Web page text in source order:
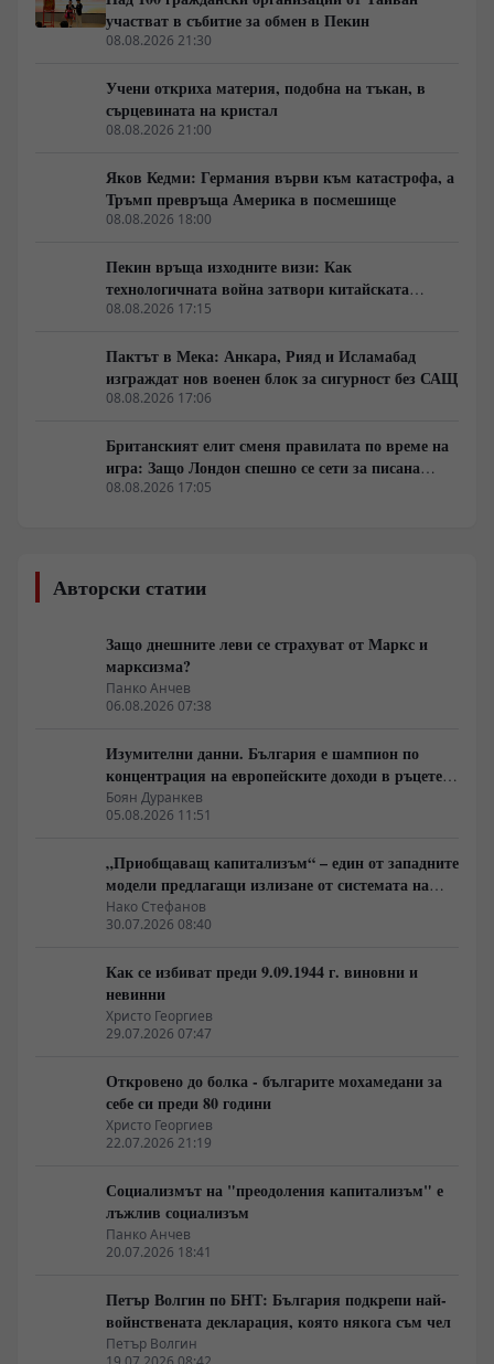
участват в събитие за обмен в Пекин
08.08.2026 21:30
Учени откриха материя, подобна на тъкан, в
сърцевината на кристал
08.08.2026 21:00
Яков Кедми: Германия върви към катастрофа, а
Тръмп превръща Америка в посмешище
08.08.2026 18:00
Пекин връща изходните визи: Как
технологичната война затвори китайската
граница
08.08.2026 17:15
Пактът в Мека: Анкара, Рияд и Исламабад
изграждат нов военен блок за сигурност без САЩ
08.08.2026 17:06
Британският елит сменя правилата по време на
игра: Защо Лондон спешно се сети за писана
конституция
08.08.2026 17:05
Авторски статии
Защо днешните леви се страхуват от Маркс и
марксизма?
Панко Анчев
06.08.2026 07:38
Изумителни данни. България е шампион по
концентрация на европейските доходи в ръцете
на най-богатия 1%, надминава и САЩ
Боян Дуранкев
05.08.2026 11:51
„Приобщаващ капитализъм“ – един от западните
модели предлагащи излизане от системата на
неолиберализма
Нако Стефанов
30.07.2026 08:40
Как се избиват преди 9.09.1944 г. виновни и
невинни
Христо Георгиев
29.07.2026 07:47
Откровено до болка - българите мохамедани за
себе си преди 80 години
Христо Георгиев
22.07.2026 21:19
Социализмът на "преодоления капитализъм" е
лъжлив социализъм
Панко Анчев
20.07.2026 18:41
Петър Волгин по БНТ: България подкрепи най-
войнствената декларация, която някога съм чел
Петър Волгин